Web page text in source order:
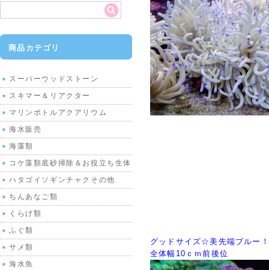
グッドサイズ☆美先端ブルー！
全体幅10ｃｍ前後位
商品カテゴリ
スーパーウッドストーン
スキマー＆リアクター
マリンボトルアクアリウム
海水販売
海藻類
コケ藻類底砂掃除＆お役立ち生体
ハタゴイソギンチャクその他
ちんあなご類
くらげ類
ふぐ類
サメ類
海水魚